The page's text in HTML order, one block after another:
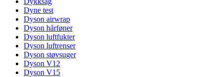
Dyne test
Dyson airwrap
Dyson hårføner
Dyson luftfukter
Dyson luftrenser
Dyson støvsuger
Dyson V12
Dyson V15